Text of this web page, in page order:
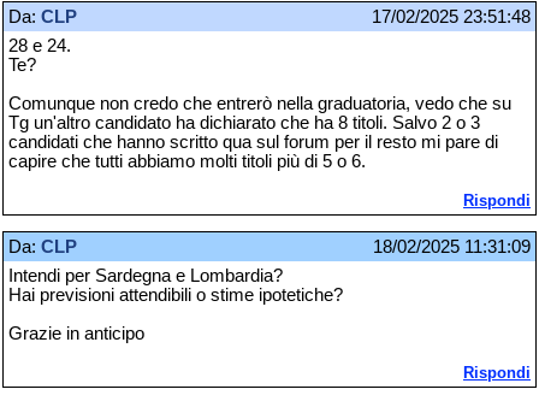
Da: CLP
17/02/2025 23:51:48
28 e 24.
Te?
Comunque non credo che entrerò nella graduatoria, vedo che su
Tg un'altro candidato ha dichiarato che ha 8 titoli. Salvo 2 o 3
candidati che hanno scritto qua sul forum per il resto mi pare di
capire che tutti abbiamo molti titoli più di 5 o 6.
Rispondi
Da: CLP
18/02/2025 11:31:09
Intendi per Sardegna e Lombardia?
Hai previsioni attendibili o stime ipotetiche?
Grazie in anticipo
Rispondi